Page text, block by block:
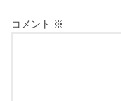
コメント ※